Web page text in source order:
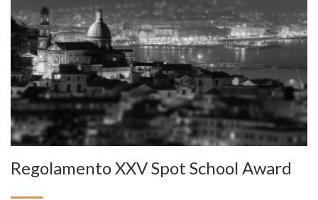
Regolamento XXV Spot School Award